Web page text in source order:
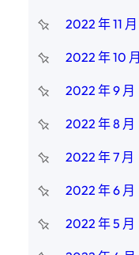
2022 年 11 月
2022 年 10 月
2022 年 9 月
2022 年 8 月
2022 年 7 月
2022 年 6 月
2022 年 5 月